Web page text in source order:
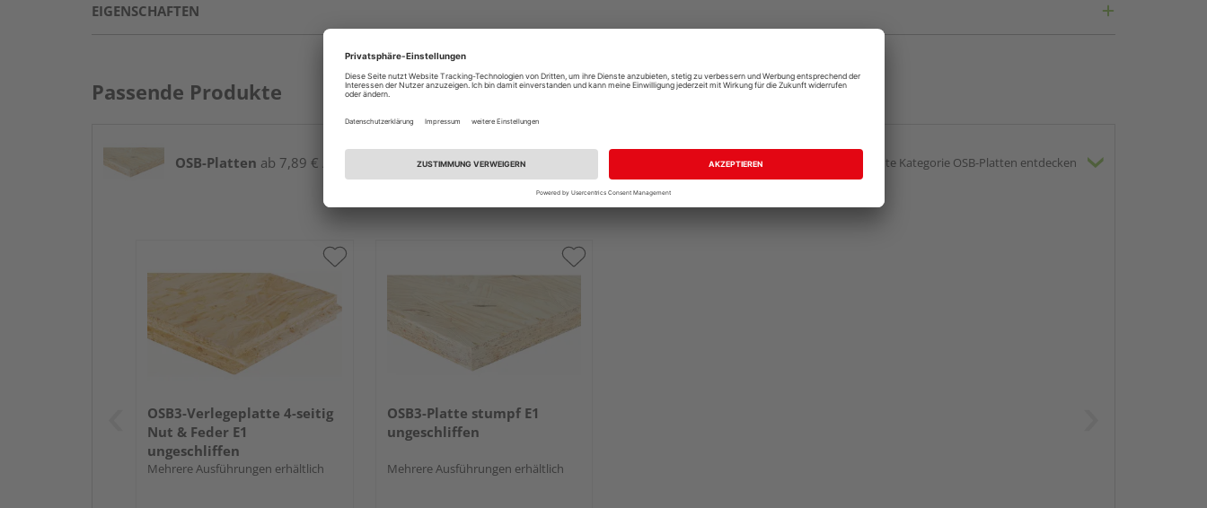
EIGENSCHAFTEN
Passende Produkte
OSB-Platten ab 7,89 € / m² gesamte Kategorie OSB-Platten entdecken
OSB3-Verlegeplatte 4-seitig
Nut & Feder E1
ungeschliffen
Mehrere Ausführungen erhältlich
OSB3-Platte stumpf E1
ungeschliffen
Mehrere Ausführungen erhältlich